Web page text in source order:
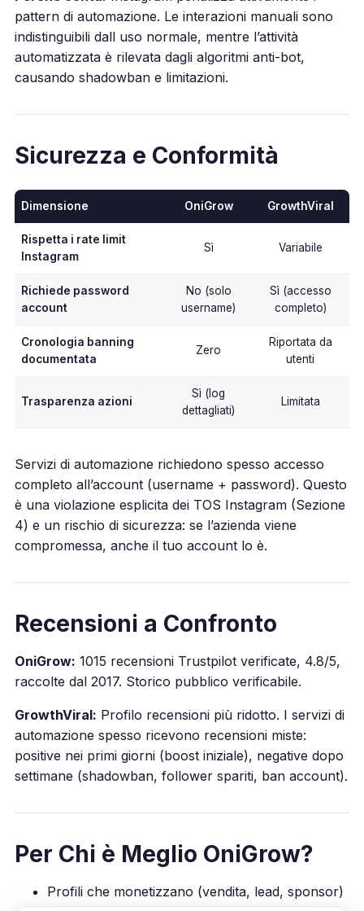
pattern di automazione. Le interazioni manuali sono
indistinguibili dall uso normale, mentre l’attività
automatizzata è rilevata dagli algoritmi anti-bot,
causando shadowban e limitazioni.
Sicurezza e Conformità
Dimensione OniGrow GrowthViral
Rispetta i rate limit
Instagram
Sì Variabile
Richiede password
account
No (solo
username)
Sì (accesso
completo)
Cronologia banning
documentata
Zero
Riportata da
utenti
Trasparenza azioni
Sì (log
dettagliati)
Limitata
Servizi di automazione richiedono spesso accesso
completo all’account (username + password). Questo
è una violazione esplicita dei TOS Instagram (Sezione
4) e un rischio di sicurezza: se l’azienda viene
compromessa, anche il tuo account lo è.
Recensioni a Confronto
OniGrow: 1015 recensioni Trustpilot verificate, 4.8/5,
raccolte dal 2017. Storico pubblico verificabile.
GrowthViral: Profilo recensioni più ridotto. I servizi di
automazione spesso ricevono recensioni miste:
positive nei primi giorni (boost iniziale), negative dopo
settimane (shadowban, follower spariti, ban account).
Per Chi è Meglio OniGrow?
Profili che monetizzano (vendita, lead, sponsor)